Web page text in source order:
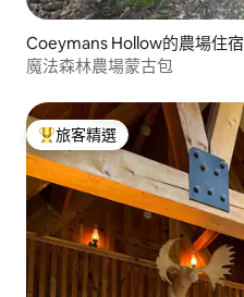
Coeymans Hollow的農場住宿
魔法森林農場蒙古包
旅客精選榜首
旅客精選